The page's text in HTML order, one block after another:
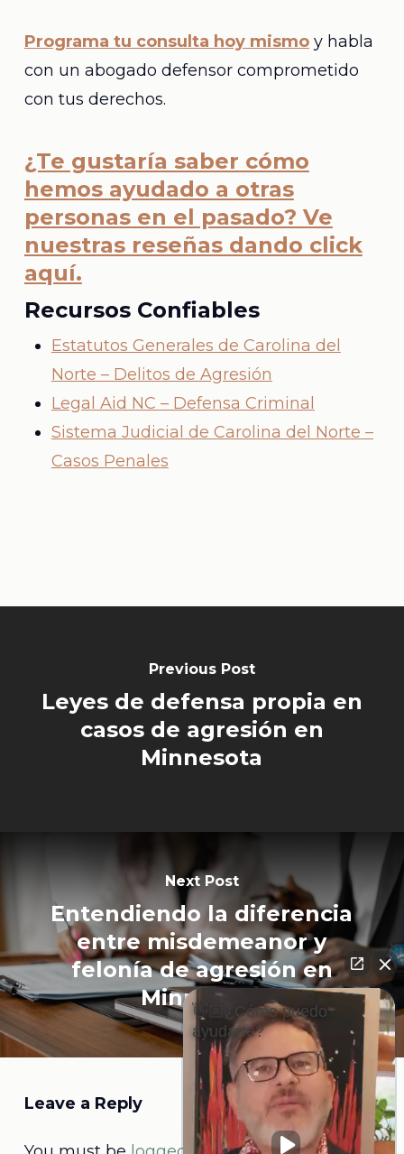
Programa tu consulta hoy mismoy habla
con un abogado defensor comprometido
con tus derechos.
¿Te gustaría saber cómo
hemos ayudado a otras
personas en el pasado? Ve
nuestras reseñas dando click
aquí.
Recursos Confiables
Estatutos Generales de Carolina del
Norte – Delitos de Agresión
Legal Aid NC – Defensa Criminal
Sistema Judicial de Carolina del Norte –
Casos Penales
Previous Post
Leyes de defensa propia en
casos de agresión en
Minnesota
Next Post
Entendiendo la diferencia
entre misdemeanor y
felonía de agresión en
Minnesota
Leave a Reply
👋🏼¿Cómo puedo
ayudarte?